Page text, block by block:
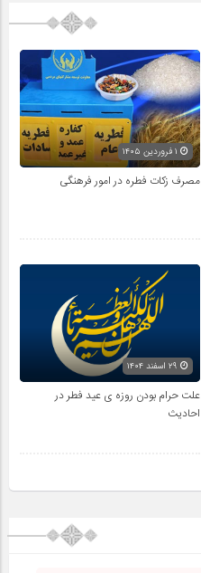
مصرف زکات فطره در امور فرهنگی
علت حرام بودن روزه ی عید فطر در
احادیث